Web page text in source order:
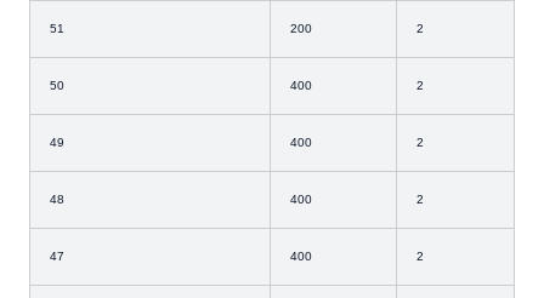
51 200 2
50 400 2
49 400 2
48 400 2
47 400 2